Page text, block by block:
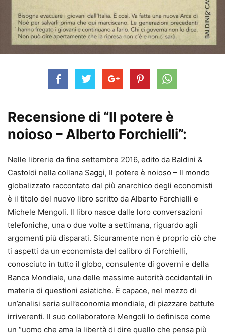
Recensione di “Il potere è
noioso – Alberto Forchielli”:
Nelle librerie da fine settembre 2016, edito da Baldini &
Castoldi nella collana Saggi, Il potere è noioso – Il mondo
globalizzato raccontato dal più anarchico degli economisti
è il titolo del nuovo libro scritto da Alberto Forchielli e
Michele Mengoli. Il libro nasce dalle loro conversazioni
telefoniche, una o due volte a settimana, riguardo agli
argomenti più disparati. Sicuramente non è proprio ciò che
ti aspetti da un economista del calibro di Forchielli,
conosciuto in tutto il globo, consulente di governi e della
Banca Mondiale, una delle massime autorità occidentali in
materia di questioni asiatiche. È capace, nel mezzo di
un’analisi seria sull’economia mondiale, di piazzare battute
irriverenti. Il suo collaboratore Mengoli lo definisce come
un “uomo che ama la libertà di dire quello che pensa più